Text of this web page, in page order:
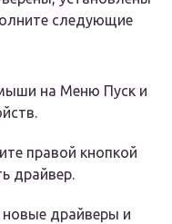
следующие
на Меню Пуск и
правой кнопкой
драйвер.
новые драйверы и